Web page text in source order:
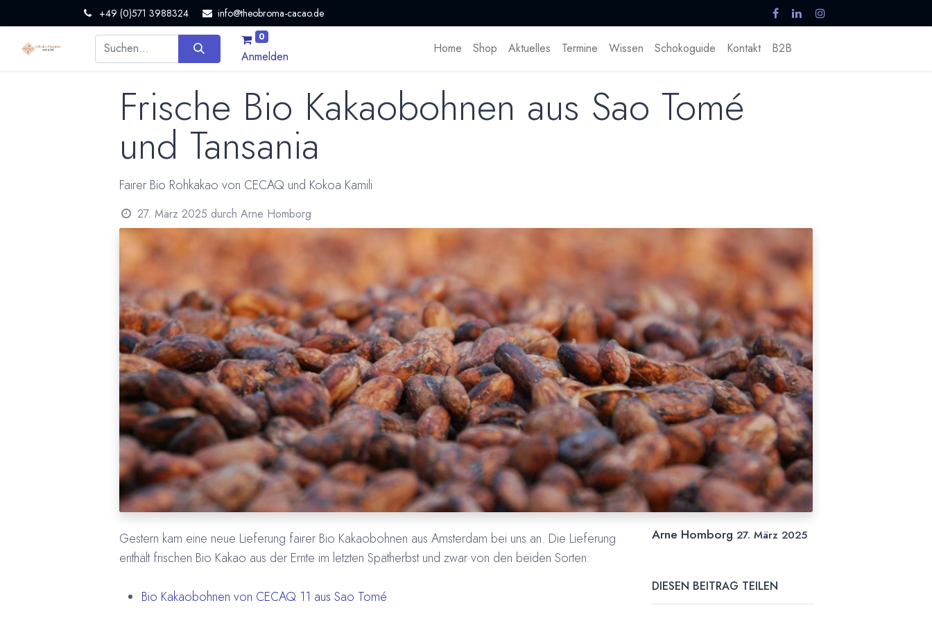
+49 (0)571 3988324 info@theobroma-cacao.de
0
Anmelden
Home Shop Aktuelles Termine Wissen Schokoguide Kontakt B2B
Frische Bio Kakaobohnen aus Sao Tomé
und Tansania
Fairer Bio Rohkakao von CECAQ und Kokoa Kamili
27. März 2025 durch Arne Homborg
Gestern kam eine neue Lieferung fairer Bio Kakaobohnen aus Amsterdam bei uns an. Die Lieferung
enthält frischen Bio Kakao aus der Ernte im letzten Spätherbst und zwar von den beiden Sorten:
Bio Kakaobohnen von CECAQ 11 aus Sao Tomé
Arne Homborg 27. März 2025
DIESEN BEITRAG TEILEN